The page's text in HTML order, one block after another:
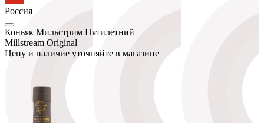
Россия
Коньяк Мильстрим Пятилетний
Millstream Original
Цену и наличие уточняйте в магазине